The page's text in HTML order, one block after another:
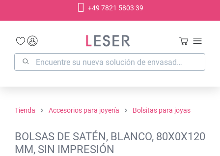
+49 7821 5803 39
Tienda Accesorios para joyería Bolsitas para joyas
BOLSAS DE SATÉN, BLANCO, 80X0X120
MM, SIN IMPRESIÓN